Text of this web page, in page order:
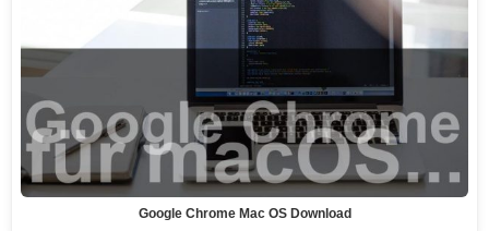
Google Chrome Mac OS Download